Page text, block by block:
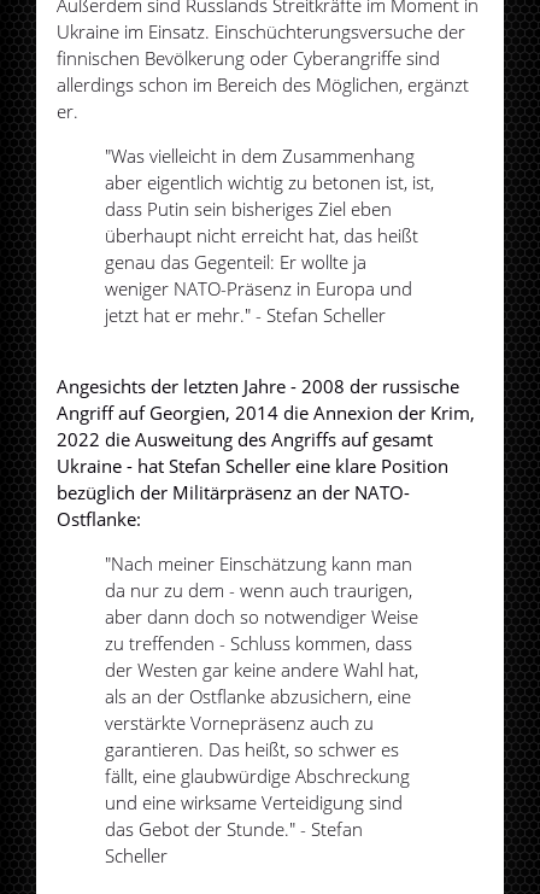
Außerdem sind Russlands Streitkräfte im Moment in
Ukraine im Einsatz. Einschüchterungsversuche der
finnischen Bevölkerung oder Cyberangriffe sind
allerdings schon im Bereich des Möglichen, ergänzt
er.
"Was vielleicht in dem Zusammenhang
aber eigentlich wichtig zu betonen ist, ist,
dass Putin sein bisheriges Ziel eben
überhaupt nicht erreicht hat, das heißt
genau das Gegenteil: Er wollte ja
weniger NATO-Präsenz in Europa und
jetzt hat er mehr." - Stefan Scheller
Angesichts der letzten Jahre - 2008 der russische
Angriff auf Georgien, 2014 die Annexion der Krim,
2022 die Ausweitung des Angriffs auf gesamt
Ukraine - hat Stefan Scheller eine klare Position
bezüglich der Militärpräsenz an der NATO-
Ostflanke:
"Nach meiner Einschätzung kann man
da nur zu dem - wenn auch traurigen,
aber dann doch so notwendiger Weise
zu treffenden - Schluss kommen, dass
der Westen gar keine andere Wahl hat,
als an der Ostflanke abzusichern, eine
verstärkte Vornepräsenz auch zu
garantieren. Das heißt, so schwer es
fällt, eine glaubwürdige Abschreckung
und eine wirksame Verteidigung sind
das Gebot der Stunde." - Stefan
Scheller